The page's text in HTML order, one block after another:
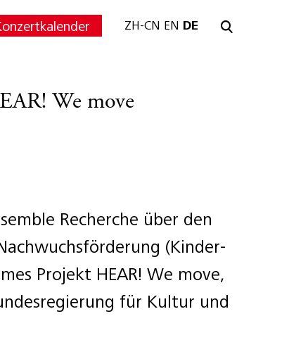
ZH-CN EN DE
We move
Recherche über den
(Kinder-
Projekt HEAR! We move,
für Kultur und